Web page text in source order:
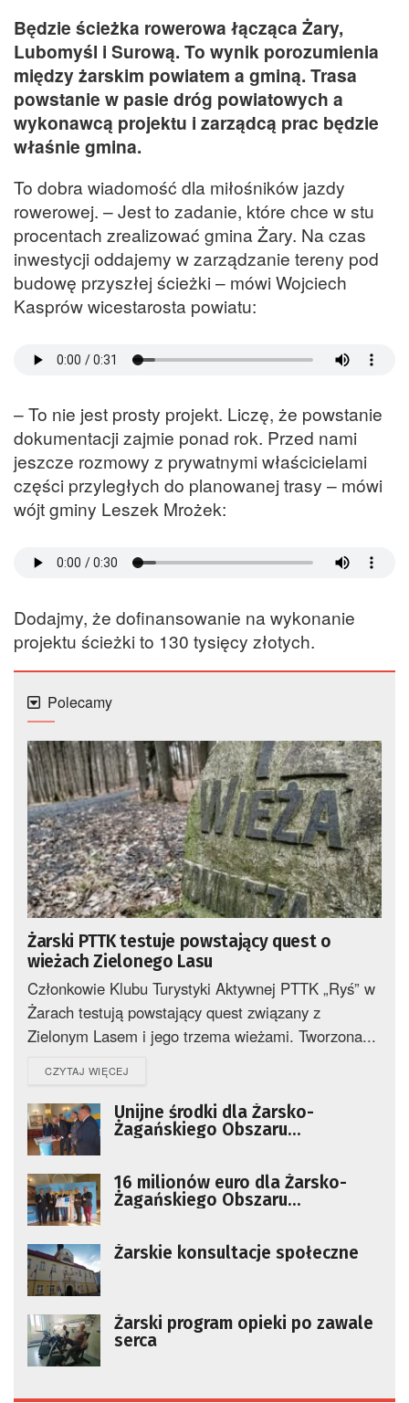
Będzie ścieżka rowerowa łącząca Żary,
Lubomyśl i Surową. To wynik porozumienia
między żarskim powiatem a gminą. Trasa
powstanie w pasie dróg powiatowych a
wykonawcą projektu i zarządcą prac będzie
właśnie gmina.
To dobra wiadomość dla miłośników jazdy
rowerowej. – Jest to zadanie, które chce w stu
procentach zrealizować gmina Żary. Na czas
inwestycji oddajemy w zarządzanie tereny pod
budowę przyszłej ścieżki – mówi Wojciech
Kasprów wicestarosta powiatu:
– To nie jest prosty projekt. Liczę, że powstanie
dokumentacji zajmie ponad rok. Przed nami
jeszcze rozmowy z prywatnymi właścicielami
części przyległych do planowanej trasy – mówi
wójt gminy Leszek Mrożek:
Dodajmy, że dofinansowanie na wykonanie
projektu ścieżki to 130 tysięcy złotych.
Polecamy
Żarski PTTK testuje powstający quest o
wieżach Zielonego Lasu
Członkowie Klubu Turystyki Aktywnej PTTK „Ryś” w
Żarach testują powstający quest związany z
Zielonym Lasem i jego trzema wieżami. Tworzona...
CZYTAJ WIĘCEJ
Unijne środki dla Żarsko-
Żagańskiego Obszaru
16 milionów euro dla Żarsko-
Żagańskiego Obszaru
Żarskie konsultacje społeczne
Żarski program opieki po zawale
serca